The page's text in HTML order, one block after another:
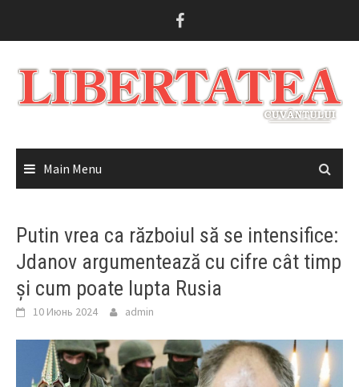
Main Menu
Putin vrea ca războiul să se intensifice:
Jdanov argumentează cu cifre cât timp
și cum poate lupta Rusia
10 Июнь 2024 admin